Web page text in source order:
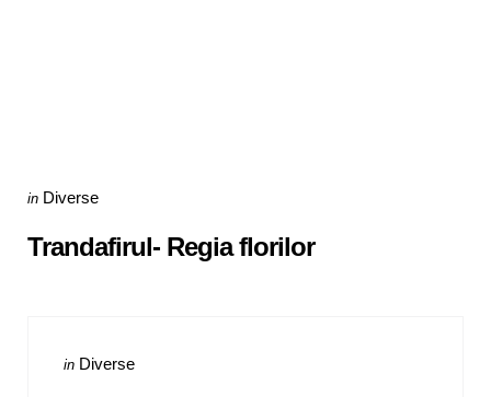
Categories
Posted
in Diverse
Trandafirul- Regia florilor
Categories
Posted
in Diverse